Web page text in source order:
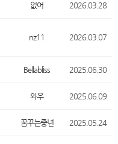
없어 2026.03.28
nz11 2026.03.07
Bellabliss 2025.06.30
와우 2025.06.09
꿈꾸는중년 2025.05.24